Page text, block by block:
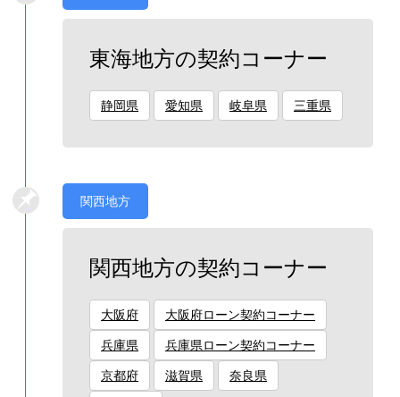
東海地方の契約コーナー
静岡県 愛知県 岐阜県 三重県
関西地方
関西地方の契約コーナー
大阪府 大阪府ローン契約コーナー
兵庫県 兵庫県ローン契約コーナー
京都府 滋賀県 奈良県